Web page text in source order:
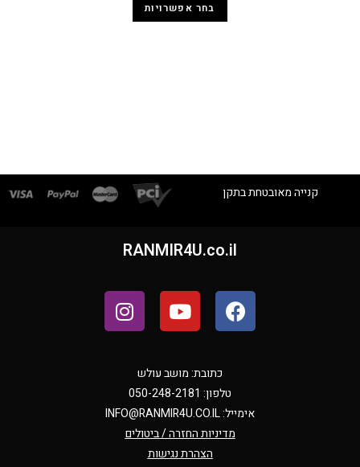
בחר אפשרויות
קנייה מאובטחת בתקן
RANMIR4U.co.il
כתובת: מושב עולש
טלפון: 050-248-2181
אימייל:INFO@RANMIR4U.CO.IL
מדיניות החזרה / ביטולים
הצהרת נגישות